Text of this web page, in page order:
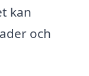
kan
och